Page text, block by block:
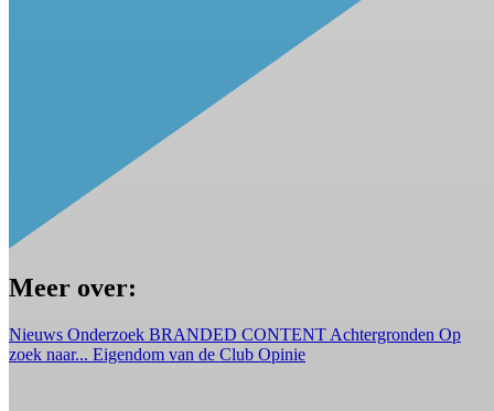
Meer over:
Nieuws Onderzoek BRANDED CONTENT Achtergronden Op
zoek naar... Eigendom van de Club Opinie